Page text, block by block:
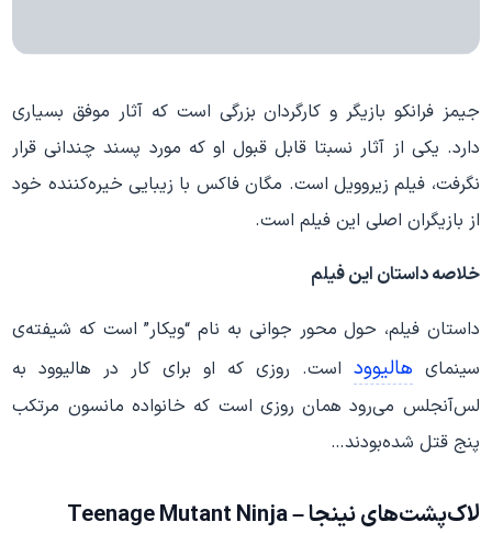
جیمز فرانکو بازیگر و کارگردان بزرگی است که آثار موفق بسیاری
دارد. یکی از آثار نسبتا قابل قبول او که مورد پسند چندانی قرار
نگرفت، فیلم زیروویل است. مگان فاکس با زیبایی خیره‌کننده خود
از بازیگران اصلی این فیلم است.
خلاصه داستان این فیلم
داستان فیلم، حول محور جوانی به نام “ویکار” است که شیفته‌ی
سینمای هالیوود است. روزی که او برای کار در هالیوود به
لس‌آنجلس می‌رود همان روزی است که خانواده مانسون مرتکب
پنج قتل شده‌بودند…
لاک‌پشت‌های نینجا – Teenage Mutant Ninja